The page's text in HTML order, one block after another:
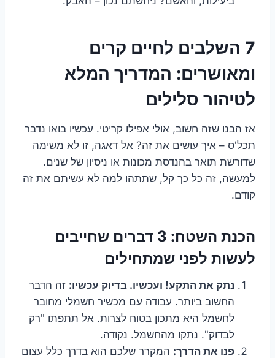
7 השלבים לחיים קרים
ומאושרים: המדריך המלא
לטיהור סלילים
אז הבנו שזה חשוב, אולי אפילו קריטי. עכשיו בואו נדבר
תכל'ס – איך עושים את זה? אל דאגה, זו לא משימה
שדורשת תואר בהנדסת מכונות או ניסיון של שנים.
למעשה, זה כל כך קל, שתתהו למה לא עשיתם את זה
קודם.
הכנת השטח: 3 דברים שחייבים
לעשות לפני שמתחילים
נתק את התקע! ועכשיו. בדיוק עכשיו: זה הדבר
החשוב ביותר. עבודה עם מכשיר חשמלי מחובר
לחשמל היא מתכון בטוח לצרות. אל תתפתו "רק
לבדוק". נתקו מהחשמל. נקודה.
פנו את הדרך: המקרר שלכם הוא בדרך כלל עצום